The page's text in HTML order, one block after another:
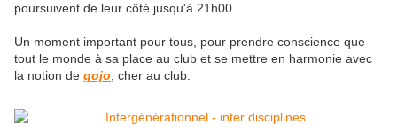
poursuivent de leur côté jusqu'à 21h00.
Un moment important pour tous, pour prendre conscience que
tout le monde à sa place au club et se mettre en harmonie avec
la notion de gojo cher au club.